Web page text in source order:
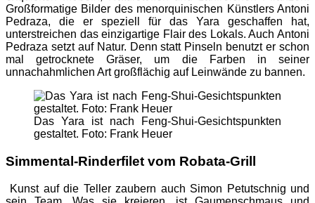
Großformatige Bilder des menorquinischen Künstlers Antoni
Pedraza, die er speziell für das Yara geschaffen hat,
unterstreichen das einzigartige Flair des Lokals. Auch Antoni
Pedraza setzt auf Natur. Denn statt Pinseln benutzt er schon
mal getrocknete Gräser, um die Farben in seiner
unnachahmlichen Art großflächig auf Leinwände zu bannen.
Das Yara ist nach Feng-Shui-Gesichtspunkten
gestaltet. Foto: Frank Heuer
Simmental-Rinderfilet vom Robata-Grill
Kunst auf die Teller zaubern auch Simon Petutschnig und